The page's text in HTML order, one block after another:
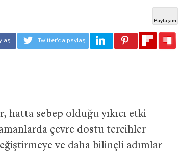
sebep olduğu yıkıcı etki
çevre dostu tercihler
ve daha bilinçli adımlar